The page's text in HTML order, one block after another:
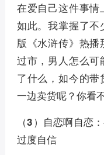
在爱自己这件事情
如此。我掌握了
版《水浒传》热
过市，男人怎么
了什么，如今的
一边卖货呢？你看
（3）自恋啊自恋
过度自信